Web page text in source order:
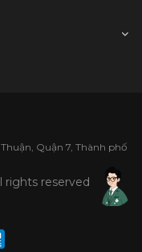
Quận 7, Thành phố
rights reserved